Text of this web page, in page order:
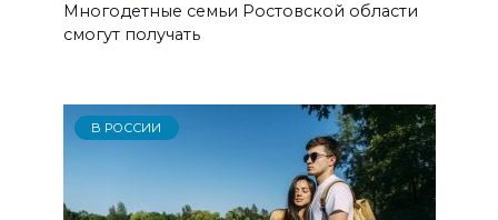
Многодетные семьи Ростовской области
смогут получать
В РОССИИ